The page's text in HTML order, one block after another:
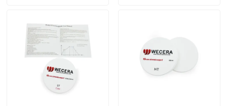
Espetáculo VR
Sobre nós